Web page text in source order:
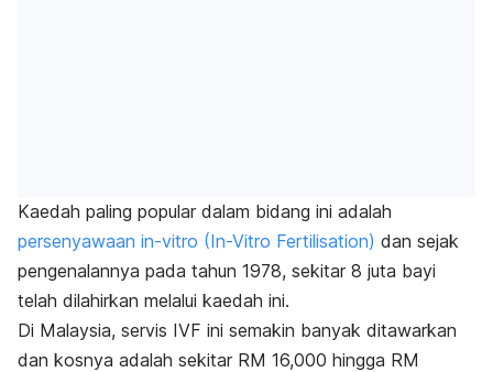
Kaedah paling popular dalam bidang ini adalah
persenyawaan in-vitro (In-Vitro Fertilisation) dan sejak
pengenalannya pada tahun 1978, sekitar 8 juta bayi
telah dilahirkan melalui kaedah ini.
Di Malaysia, servis IVF ini semakin banyak ditawarkan
dan kosnya adalah sekitar RM 16,000 hingga RM